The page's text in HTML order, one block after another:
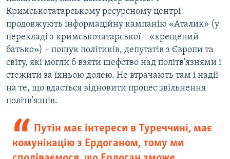
Кримськотатарському ресурсному центрі
продовжують інформаційну кампанію «Аталик» (у
перекладі з кримськотатарської – «хрещений
батько») – пошук політиків, депутатів з Європи та
світу, які могли б взяти шефство над політв'язнями і
стежити за їхньою долею. Не втрачають там і надії
на те, що вдасться відновити процес звільнення
політв'язнів.
Путін має інтереси в Туреччині, має
комунікацію з Ердоганом, тому ми